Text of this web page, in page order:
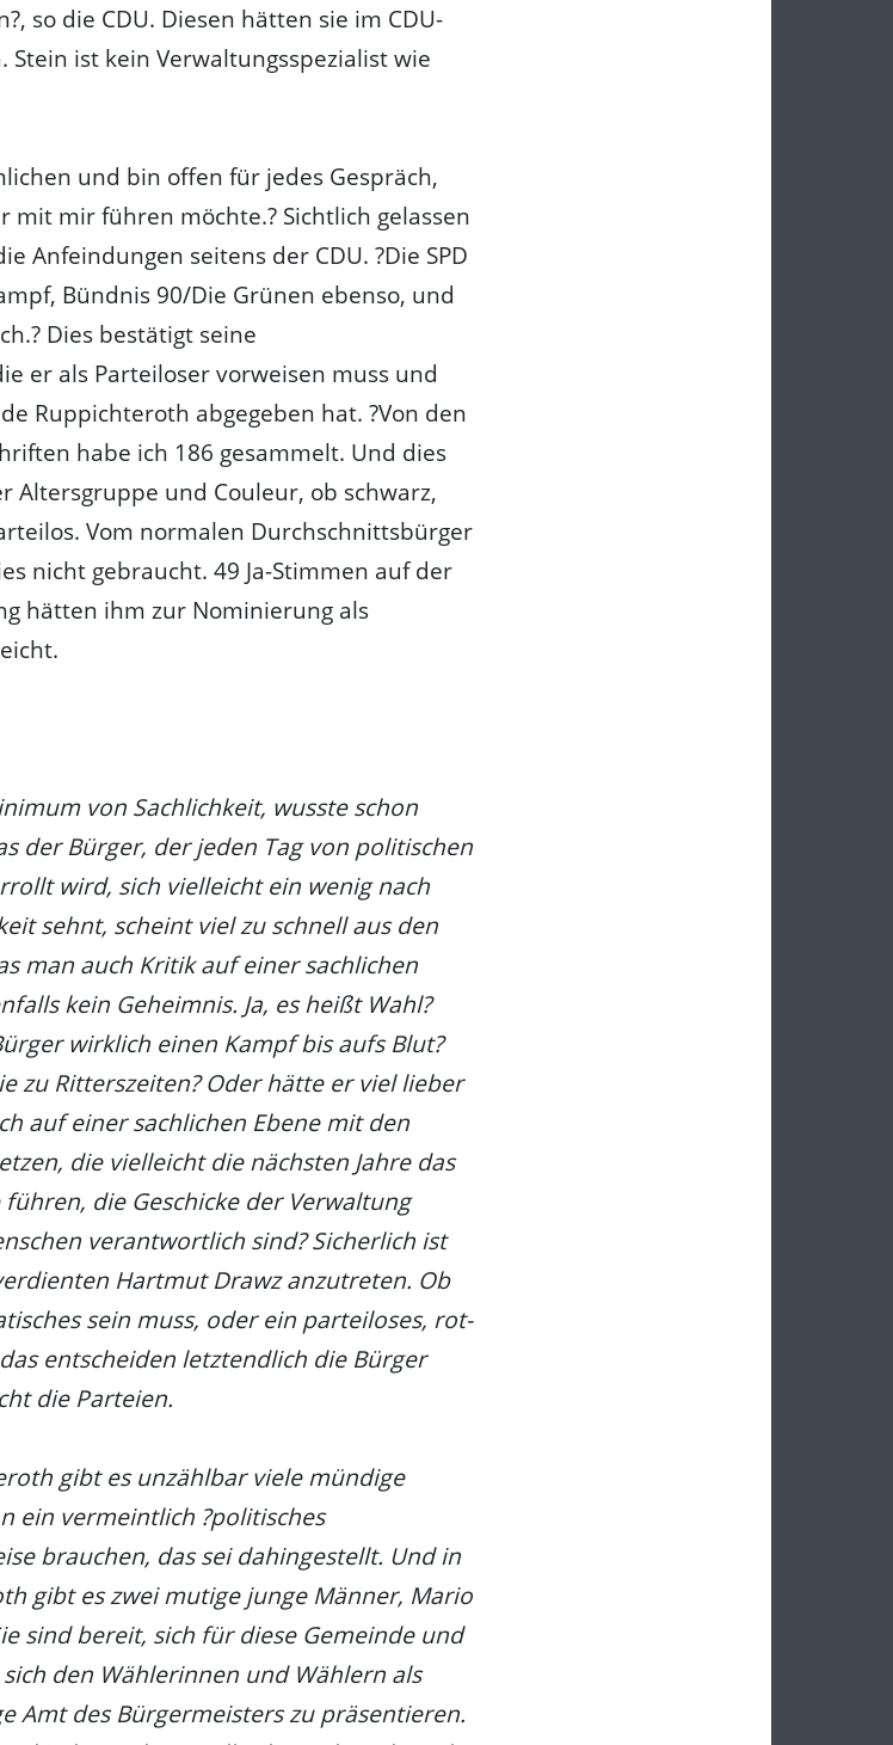
so die CDU. Diesen hätten sie im CDU-
Stein ist kein Verwaltungsspezialist wie
und bin offen für jedes Gespräch,
mit mir führen möchte.? Sichtlich gelassen
Anfeindungen seitens der CDU. ?Die SPD
Bündnis 90/Die Grünen ebenso, und
Dies bestätigt seine
er als Parteiloser vorweisen muss und
Ruppichteroth abgegeben hat. ?Von den
habe ich 186 gesammelt. Und dies
Altersgruppe und Couleur, ob schwarz,
Vom normalen Durchschnittsbürger
nicht gebraucht. 49 Ja-Stimmen auf der
hätten ihm zur Nominierung als
von Sachlichkeit, wusste schon
der Bürger, der jeden Tag von politischen
wird, sich vielleicht ein wenig nach
sehnt, scheint viel zu schnell aus den
man auch Kritik auf einer sachlichen
kein Geheimnis. Ja, es heißt Wahl?
wirklich einen Kampf bis aufs Blut?
zu Ritterszeiten? Oder hätte er viel lieber
auf einer sachlichen Ebene mit den
die vielleicht die nächsten Jahre das
die Geschicke der Verwaltung
verantwortlich sind? Sicherlich ist
Hartmut Drawz anzutreten. Ob
sein muss, oder ein parteiloses, rot-
entscheiden letztendlich die Bürger
die Parteien.
gibt es unzählbar viele mündige
ein vermeintlich ?politisches
brauchen, das sei dahingestellt. Und in
gibt es zwei mutige junge Männer, Mario
sind bereit, sich für diese Gemeinde und
den Wählerinnen und Wählern als
Amt des Bürgermeisters zu präsentieren.